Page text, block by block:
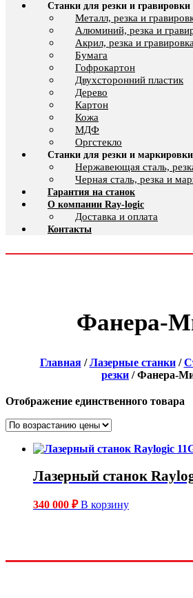
Станки для резки и гравировки
Металл, резка и
Алюминий, резка и
Акрил, резка и
Бумага
Гофрокартон
Двухсторонний пластик
Дерево
Картон
Кожа
МДФ
Оргстекло
Станки для резки и маркировки
Нержавеющая сталь,
Черная сталь, резка и
Гарантия на станок
О компании Ray-logic
Доставка и оплата
Контакты
Фанера-
Главная/Лазерные станки/
резки / Фанера-
Отображение единственного товара
Лазерный станок
340 000 ₽ В корзину